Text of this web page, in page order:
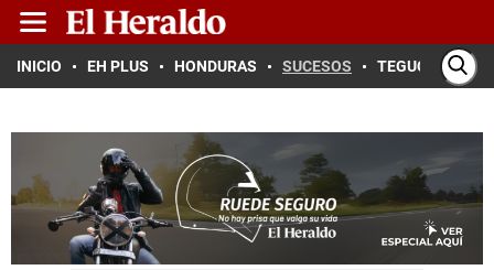
INICIO EH PLUS HONDURAS SUCESOS TEGUCIGALPA